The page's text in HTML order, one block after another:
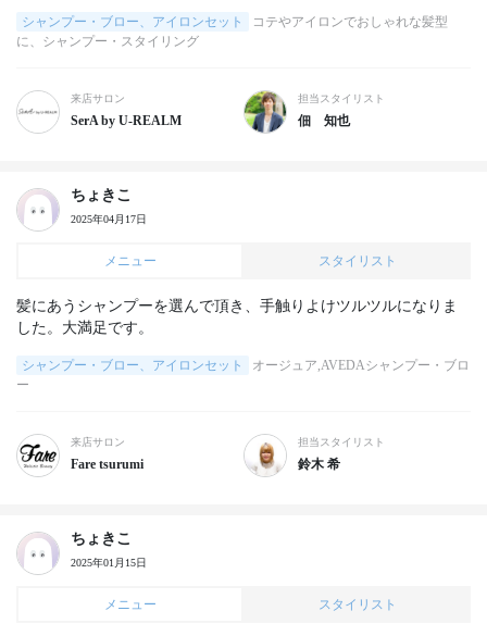
シャンプー・ブロー、アイロンセット
コテやアイロンでおしゃれな髪型
に、シャンプー・スタイリング
来店サロン
SerA by U-REALM
担当スタイリスト
佃 知也
ちょきこ
2025年04月17日
メニュー スタイリスト
髪にあうシャンプーを選んで頂き、手触りよけツルツルになりま
した。大満足です。
シャンプー・ブロー、アイロンセット
オージュア,AVEDAシャンプー・ブロ
ー
来店サロン
Fare tsurumi
担当スタイリスト
鈴木 希
ちょきこ
2025年01月15日
メニュー スタイリスト